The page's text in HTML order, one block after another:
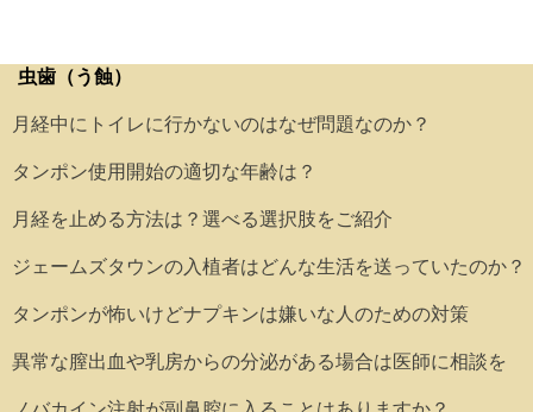
虫歯（う蝕）
月経中にトイレに行かないのはなぜ問題なのか？
タンポン使用開始の適切な年齢は？
月経を止める方法は？選べる選択肢をご紹介
ジェームズタウンの入植者はどんな生活を送っていたのか？
タンポンが怖いけどナプキンは嫌いな人のための対策
異常な膣出血や乳房からの分泌がある場合は医師に相談を